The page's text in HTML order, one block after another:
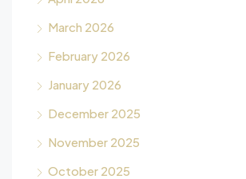
March 2026
February 2026
January 2026
December 2025
November 2025
October 2025